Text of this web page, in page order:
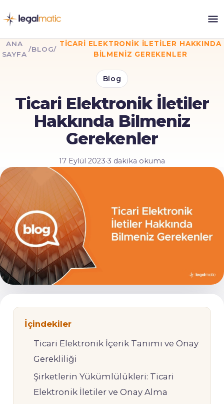
ANA
SAYFA
/BLOG/
TICARI ELEKTRONIK İLETILER HAKKINDA
BILMENIZ GEREKENLER
Blog
Ticari Elektronik İletiler
Hakkında Bilmeniz
Gerekenler
17 Eylül 2023·3 dakika okuma
İçindekiler
Ticari Elektronik İçerik Tanımı ve Onay
Gerekliliği
Şirketlerin Yükümlülükleri: Ticari
Elektronik İletiler ve Onay Alma